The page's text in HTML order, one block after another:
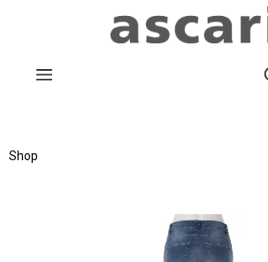
Zum Hauptinhalt springen
Shop